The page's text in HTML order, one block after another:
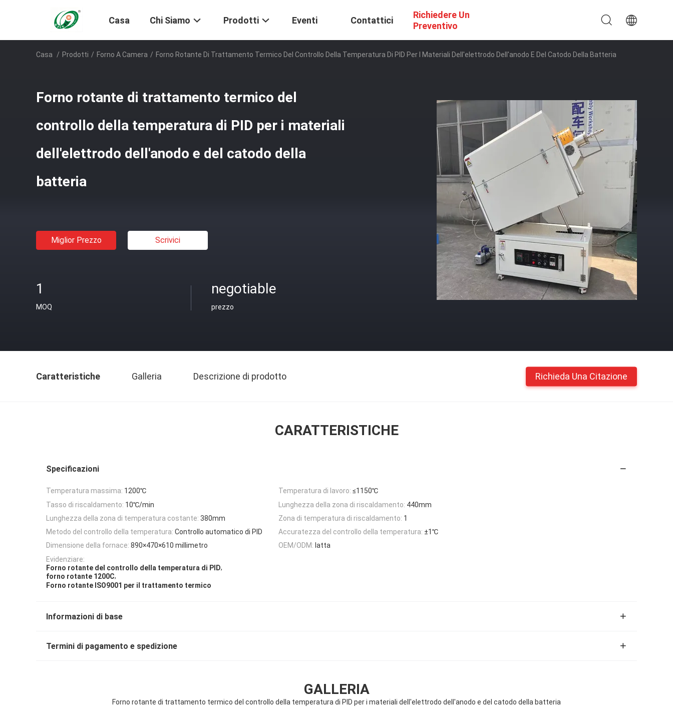
Casa Chi Siamo Prodotti Eventi Contattici
Richiedere Un
Preventivo
Casa / Prodotti / Forno A Camera / Forno Rotante Di Trattamento Termico Del Controllo Della Temperatura Di PID Per I Materiali Dell'elettrodo Dell'anodo E Del Catodo Della Batteria
Forno rotante di trattamento termico del
controllo della temperatura di PID per i materiali
dell'elettrodo dell'anodo e del catodo della
batteria
Miglior Prezzo Scrivici
1
MOQ
negotiable
prezzo
Caratteristiche Galleria Descrizione di prodotto Richieda Una Citazione
CARATTERISTICHE
Specificazioni
Temperatura massima: 1200℃ Temperatura di lavoro: ≤1150℃
Tasso di riscaldamento: 10℃/min Lunghezza della zona di riscaldamento: 440mm
Lunghezza della zona di temperatura costante: 380mm Zona di temperatura di riscaldamento: 1
Metodo del controllo della temperatura: Controllo automatico di PID Accuratezza del controllo della temperatura: ±1℃
Dimensione della fornace: 890×470×610 millimetro OEM/ODM: latta
Evidenziare:
Forno rotante del controllo della temperatura di PID,
forno rotante 1200C,
Forno rotante ISO9001 per il trattamento termico
Informazioni di base
Termini di pagamento e spedizione
GALLERIA
Forno rotante di trattamento termico del controllo della temperatura di PID per i materiali dell'elettrodo dell'anodo e del catodo della batteria